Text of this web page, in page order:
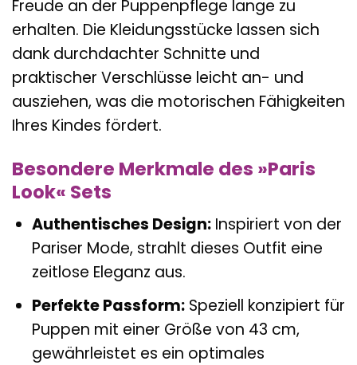
Freude an der Puppenpflege lange zu
erhalten. Die Kleidungsstücke lassen sich
dank durchdachter Schnitte und
praktischer Verschlüsse leicht an- und
ausziehen, was die motorischen Fähigkeiten
Ihres Kindes fördert.
Besondere Merkmale des »Paris
Look« Sets
Authentisches Design:Inspiriert von der
Pariser Mode, strahlt dieses Outfit eine
zeitlose Eleganz aus.
Perfekte Passform:Speziell konzipiert für
Puppen mit einer Größe von 43 cm,
gewährleistet es ein optimales